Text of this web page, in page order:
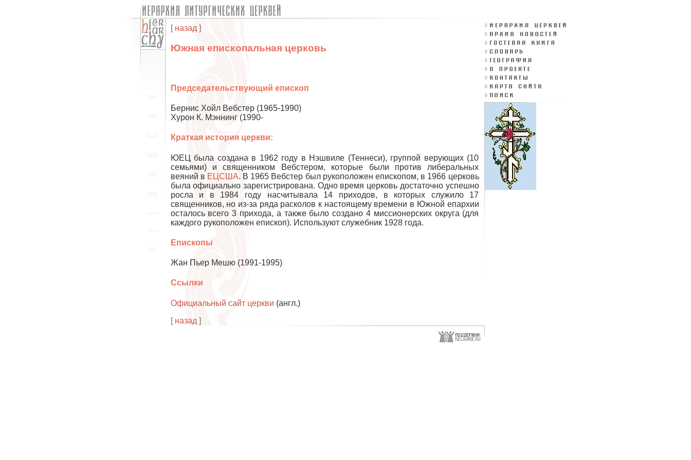
[ назад ]
Южная епископальная церковь
Председательствующий епископ
Бернис Хойл Вебстер (1965-1990)
Хурон К. Мэннинг (1990-
Краткая история церкви:
ЮЕЦ была создана в 1962 году в Нэшвиле (Теннеси), группой верующих (10
семьями) и священником Вебстером, которые были против либеральных
веяний в ЕЦСША. В 1965 Вебстер был рукоположен епископом, в 1966 церковь
была официально зарегистрирована. Одно время церковь достаточно успешно
росла и в 1984 году насчитывала 14 приходов, в которых служило 17
священников, но из-за ряда расколов к настоящему времени в Южной епархии
осталось всего 3 прихода, а также было создано 4 миссионерских округа (для
каждого рукоположен епископ). Используют служебник 1928 года.
Епископы
Жан Пьер Мешю (1991-1995)
Ссылки
Официальный сайт церкви (англ.)
[ назад ]